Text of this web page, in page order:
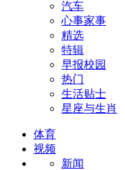
汽车
心事家事
精选
特辑
早报校园
热门
生活贴士
星座与生肖
体育
视频
新闻